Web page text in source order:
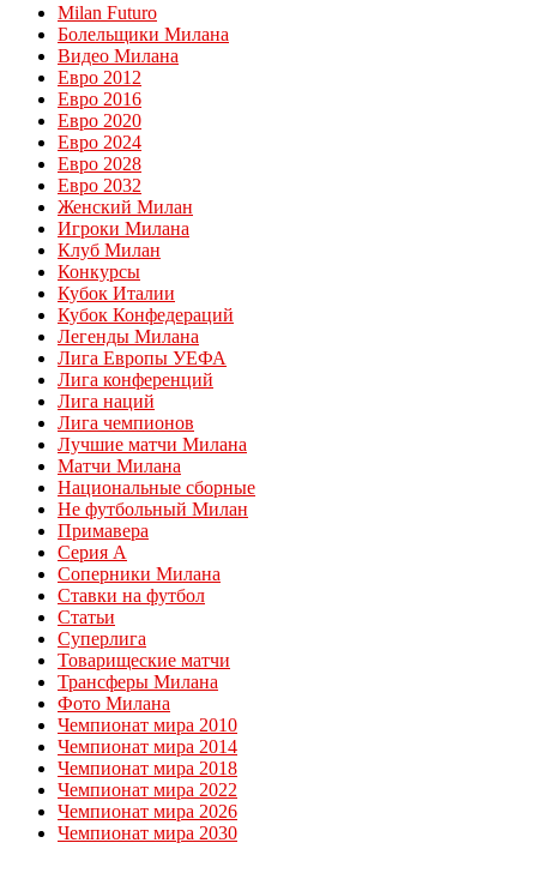
Milan Futuro
Болельщики Милана
Видео Милана
Евро 2012
Евро 2016
Евро 2020
Евро 2024
Евро 2028
Евро 2032
Женский Милан
Игроки Милана
Клуб Милан
Конкурсы
Кубок Италии
Кубок Конфедераций
Легенды Милана
Лига Европы УЕФА
Лига конференций
Лига наций
Лига чемпионов
Лучшие матчи Милана
Матчи Милана
Национальные сборные
Не футбольный Милан
Примавера
Серия А
Соперники Милана
Ставки на футбол
Статьи
Суперлига
Товарищеские матчи
Трансферы Милана
Фото Милана
Чемпионат мира 2010
Чемпионат мира 2014
Чемпионат мира 2018
Чемпионат мира 2022
Чемпионат мира 2026
Чемпионат мира 2030